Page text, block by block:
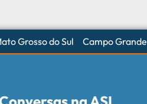
Grosso do Sul Campo Grande